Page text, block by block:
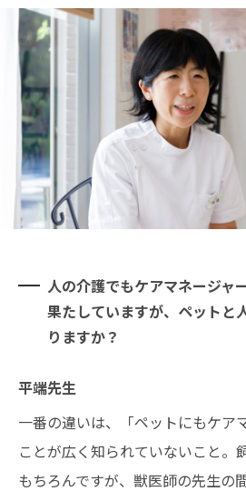
人の介護でもケアマネージャ
果たしていますが、ペットと
りますか？
平端先生
一番の違いは、「ペットにもケア
ことが広く知られていないこと。
もちろんですが、獣医師の先生の